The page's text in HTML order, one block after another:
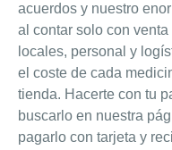
acuerdos y nuestro
al contar solo con
locales, personal y
el coste de cada
tienda. Hacerte con tu
buscarlo en nuestra
pagarlo con tarjeta y